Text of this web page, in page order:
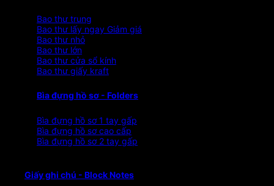
Bao thư trung
Bao thư lấy ngay
Bao thư nhỏ
Bao thư lớn
Bao thư cửa sổ kính
Bao thư giấy kraft
Bìa đựng hồ sơ - Folders
Bìa đựng hồ sơ 1 tay gấp
Bìa đựng hồ sơ cao cấp
Bìa đựng hồ sơ 2 tay gấp
Giấy ghi chú - Block Notes